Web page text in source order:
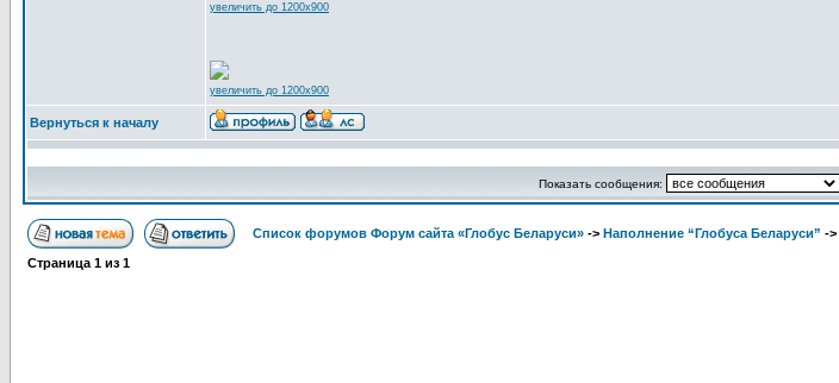
увеличить до 1200x900
увеличить до 1200x900
Вернуться к началу
Показать сообщения:
Список форумов Форум сайта «Глобус Беларуси» -> Наполнение “Глобуса Беларуси” ->
Страница 1 из 1